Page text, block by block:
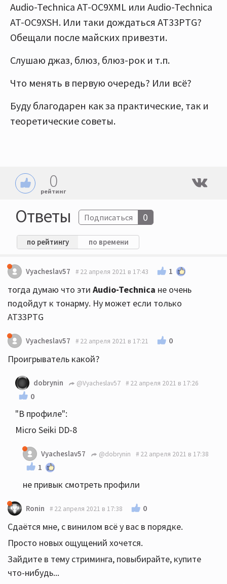
Audio-Technica AT-OC9XML или Audio-Technica
AT-OC9XSH. Или таки дождаться AT33PTG?
Обещали после майских привезти.
Слушаю джаз, блюз, блюз-рок и т.п.
Что менять в первую очередь? Или всё?
Буду благодарен как за практические, так и
теоретические советы.
0
рейтинг
Ответы Подписаться 0
по рейтингу по времени
Vyacheslav57 22 апреля 2021 в 17:43 1
тогда думаю что эти Audio-Technica не очень
подойдут к тонарму. Ну может если только
AT33PTG
Vyacheslav57 22 апреля 2021 в 17:21 0
Проигрыватель какой?
dobrynin @Vyacheslav57 22 апреля 2021 в 17:26
0
"В профиле":
Micro Seiki DD-8
Vyacheslav57 @dobrynin 22 апреля 2021 в 17:38
1
не привык смотреть профили
Ronin 22 апреля 2021 в 17:38 0
Сдаётся мне, с винилом всё у вас в порядке.
Просто новых ощущений хочется.
Зайдите в тему стриминга, повыбирайте, купите
что-нибудь...